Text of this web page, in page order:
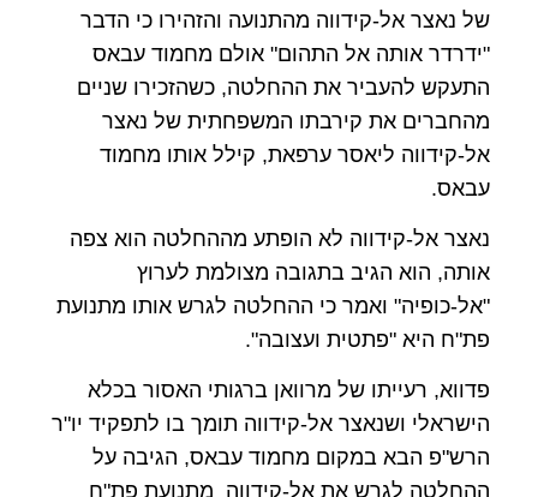
של נאצר אל-קידווה מהתנועה והזהירו כי הדבר
"ידרדר אותה אל התהום" אולם מחמוד עבאס
התעקש להעביר את ההחלטה, כשהזכירו שניים
מהחברים את קירבתו המשפחתית של נאצר
אל-קידווה ליאסר ערפאת, קילל אותו מחמוד
עבאס.
נאצר אל-קידווה לא הופתע מההחלטה הוא צפה
אותה, הוא הגיב בתגובה מצולמת לערוץ
"אל-כופיה" ואמר כי ההחלטה לגרש אותו מתנועת
פת"ח היא "פתטית ועצובה".
פדווא, רעייתו של מרוואן ברגותי האסור בכלא
הישראלי ושנאצר אל-קידווה תומך בו לתפקיד יו"ר
הרש"פ הבא במקום מחמוד עבאס, הגיבה על
ההחלטה לגרש את אל-קידווה מתנועת פת"ח